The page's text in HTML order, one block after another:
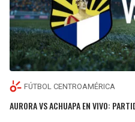
FÚTBOL CENTROAMÉRICA
AURORA VS ACHUAPA EN VIVO: